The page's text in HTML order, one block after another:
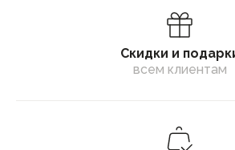
Скидки и
всем клиентам